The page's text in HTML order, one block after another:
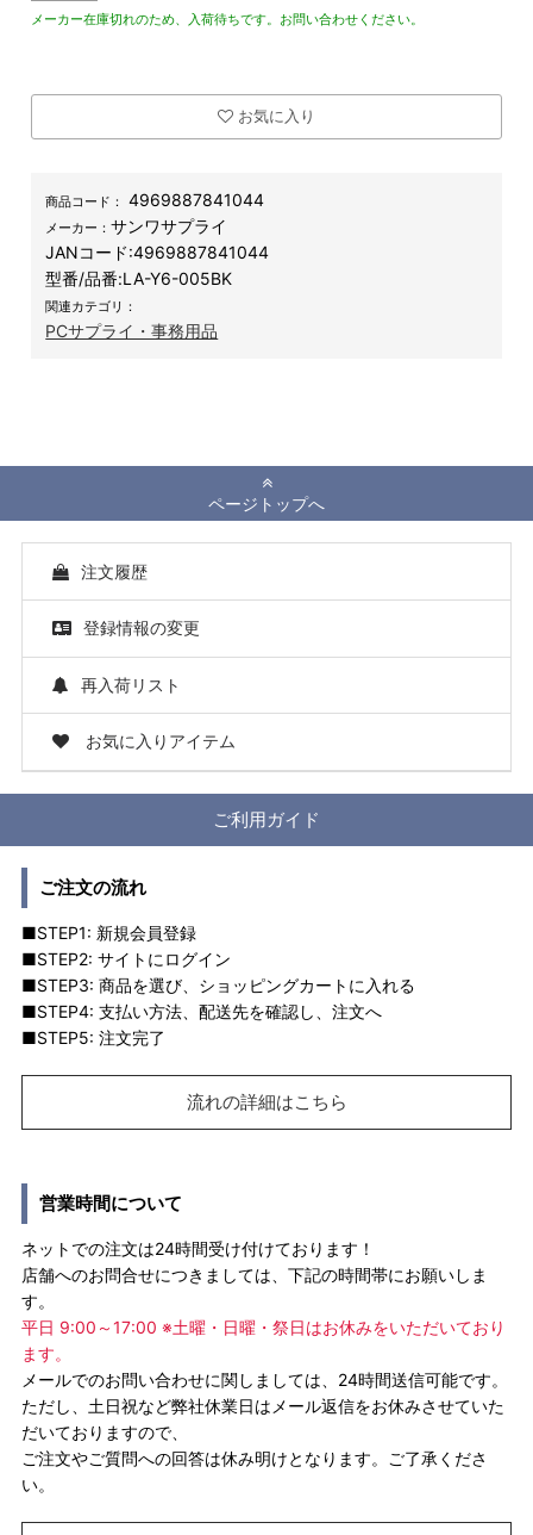
メーカー在庫切れのため、入荷待ちです。お問い合わせください。
お気に入り
商品コード： 4969887841044
メーカー：サンワサプライ
JANコード:4969887841044
型番/品番:LA-Y6-005BK
関連カテゴリ：
PCサプライ・事務用品
ページトップへ
注文履歴
登録情報の変更
再入荷リスト
お気に入りアイテム
ご利用ガイド
ご注文の流れ
■STEP1: 新規会員登録
■STEP2: サイトにログイン
■STEP3: 商品を選び、ショッピングカートに入れる
■STEP4: 支払い方法、配送先を確認し、注文へ
■STEP5: 注文完了
流れの詳細はこちら
営業時間について
ネットでの注文は24時間受け付けております！
店舗へのお問合せにつきましては、下記の時間帯にお願いしま
す。
平日 9:00～17:00 ※土曜・日曜・祭日はお休みをいただいており
ます。
メールでのお問い合わせに関しましては、24時間送信可能です。
ただし、土日祝など弊社休業日はメール返信をお休みさせていた
だいておりますので、
ご注文やご質問への回答は休み明けとなります。ご了承くださ
い。